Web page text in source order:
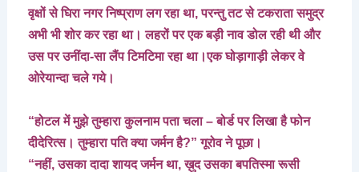
वृक्षों से घिरा नगर निष्प्राण लग रहा था, परन्तु तट से टकराता समुद्र
अभी भी शोर कर रहा था। लहरों पर एक बड़ी नाव डोल रही थी और
उस पर उनींदा-सा लैंप टिमटिमा रहा था।एक घोड़ागाड़ी लेकर वे
ओरेयान्दा चले गये।
“होटल में मुझे तुम्हारा कुलनाम पता चला – बोर्ड पर लिखा है फोन
दीदेरित्स। तुम्हारा पति क्या जर्मन है?” गूरोव ने पूछा।
“नहीं, उसका दादा शायद जर्मन था, ख़ुद उसका बपतिस्मा रूसी